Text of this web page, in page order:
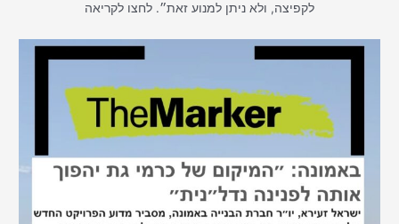
לקפיצה, ולא ניתן למנוע זאת״. לחצו לקריאה